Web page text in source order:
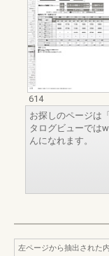
614
お探しのページは
タログビューでは
んになれます。
左ページから抽出された